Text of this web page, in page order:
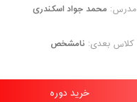
مدرس: محمد جواد اسکندری
کلاس بعدی: نامشخص
خرید دوره